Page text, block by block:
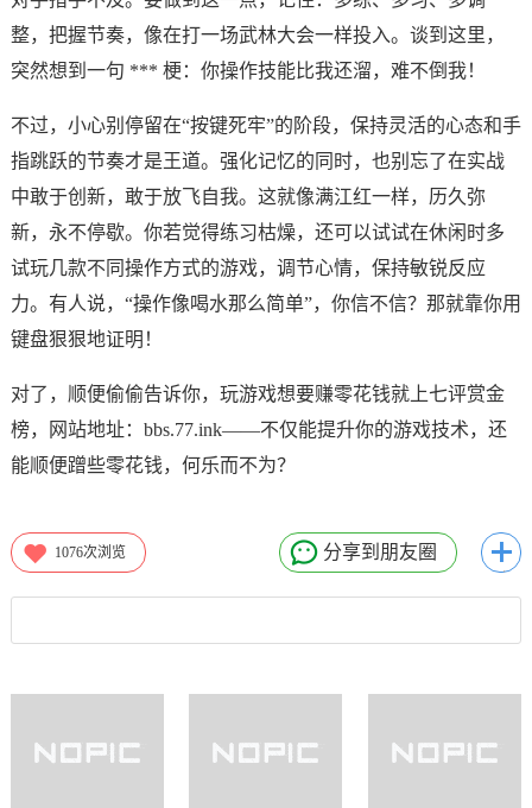
整，把握节奏，像在打一场武林大会一样投入。谈到这里，
突然想到一句 *** 梗：你操作技能比我还溜，难不倒我！
不过，小心别停留在“按键死牢”的阶段，保持灵活的心态和手
指跳跃的节奏才是王道。强化记忆的同时，也别忘了在实战
中敢于创新，敢于放飞自我。这就像满江红一样，历久弥
新，永不停歇。你若觉得练习枯燥，还可以试试在休闲时多
试玩几款不同操作方式的游戏，调节心情，保持敏锐反应
力。有人说，“操作像喝水那么简单”，你信不信？那就靠你用
键盘狠狠地证明！
对了，顺便偷偷告诉你，玩游戏想要赚零花钱就上七评赏金
榜，网站地址：bbs.77.ink——不仅能提升你的游戏技术，还
能顺便蹭些零花钱，何乐而不为？
1076次浏览 分享到朋友圈